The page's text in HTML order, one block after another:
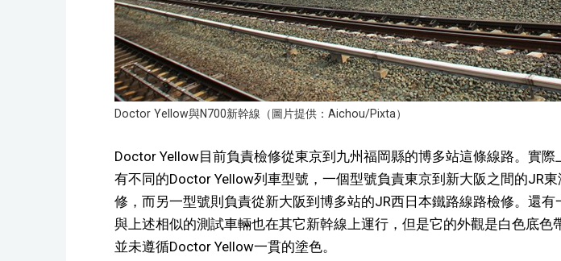
Doctor Yellow與N700新幹線（圖片提供：Aichou/Pixta）
Doctor Yellow目前負責檢修從東京到九州福岡縣的博多站這條線路。實際
有不同的Doctor Yellow列車型號，一個型號負責東京到新大阪之間的JR
修，而另一型號則負責從新大阪到博多站的JR西日本鐵路線路檢修。還有
與上述相似的測試車輛也在其它新幹線上運行，但是它的外觀是白色底色
並未遵循Doctor Yellow一貫的塗色。